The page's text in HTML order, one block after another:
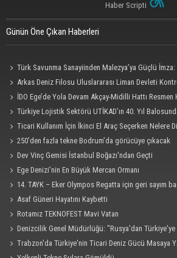
Haber Scripti
Günün Öne Çıkan Haberleri
Türk Savunma Sanayiinden Malezya’ya Güçlü
Denize İndirdi
Arkas Deniz Filosu Uluslararası Liman Devleti
Kendi Kategorisinde Lider
İDO Ege’de Yola Devam Akçay-Midilli Hattı
Türkiye Lojistik Sektörü UTİKAD’ın 40. Yıl
Ticari Kullanım İçin İkinci El Araç Seçerken Nelere
250’den fazla tekne Bodrum’da görücüye çıkacak
Dev Vinç Gemisi İstanbul Boğazı'ndan Geçti
Ege Denizi’nin En Büyük Mercan Ormanı
14. TAYK – Eker Olympos Regatta için geri sayım
Asaf Güneri Hayatını Kaybetti
Rotamız TEKNOFEST Mavi Vatan
Denizcilik Genel Müdürlüğü: "Rusya'dan Türkiye'ye
Saldırısına Uğradı"
Trabzon'da Türkiye'nin Ticari Deniz Gücü Masaya